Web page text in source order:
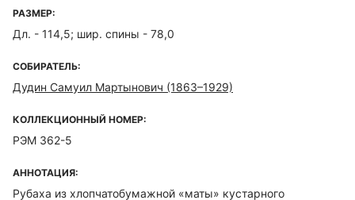
РАЗМЕР:
Дл. - 114,5; шир. спины - 78,0
СОБИРАТЕЛЬ:
Дудин Самуил Мартынович (1863–1929)
КОЛЛЕКЦИОННЫЙ НОМЕР:
РЭМ 362-5
АННОТАЦИЯ:
Рубаха из хлопчатобумажной «маты» кустарного